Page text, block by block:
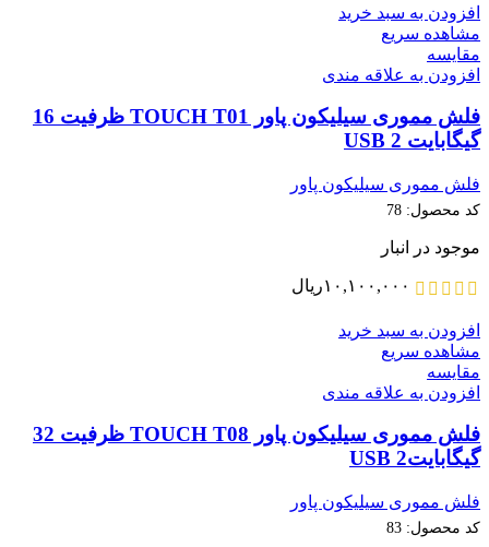
افزودن به سبد خرید
مشاهده سریع
مقایسه
افزودن به علاقه مندی
فلش مموری سیلیکون پاور TOUCH T01 ظرفیت 16
گیگابایت USB 2
فلش مموری سیلیکون پاور
کد محصول: 78
موجود در انبار
۱۰,۱۰۰,۰۰۰ریال
افزودن به سبد خرید
مشاهده سریع
مقایسه
افزودن به علاقه مندی
فلش مموری سیلیکون پاور TOUCH T08 ظرفیت 32
گیگابایتUSB 2
فلش مموری سیلیکون پاور
کد محصول: 83